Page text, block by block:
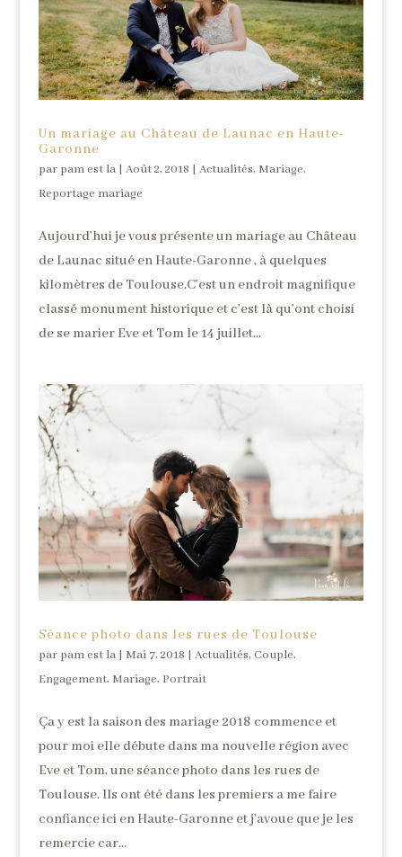
Un mariage au Château de Launac en Haute-
Garonne
par pam est la| Août 2, 2018 | Actualités, Mariage,
Reportage mariage
Aujourd’hui je vous présente un mariage au Château
de Launac situé en Haute-Garonne , à quelques
kilomètres de Toulouse.C’est un endroit magnifique
classé monument historique et c’est là qu’ont choisi
de se marier Eve et Tom le 14 juillet...
Séance photo dans les rues de Toulouse
par pam est la| Mai 7, 2018 | Actualités, Couple,
Engagement, Mariage, Portrait
Ça y est la saison des mariage 2018 commence et
pour moi elle débute dans ma nouvelle région avec
Eve et Tom, une séance photo dans les rues de
Toulouse. Ils ont été dans les premiers a me faire
confiance ici en Haute-Garonne et j’avoue que je les
remercie car...